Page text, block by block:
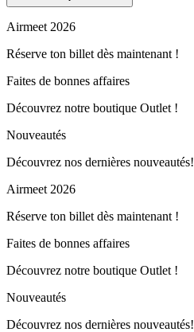
Airmeet 2026
Réserve ton billet dès maintenant !
Faites de bonnes affaires
Découvrez notre boutique Outlet !
Nouveautés
Découvrez nos dernières nouveautés!
Airmeet 2026
Réserve ton billet dès maintenant !
Faites de bonnes affaires
Découvrez notre boutique Outlet !
Nouveautés
Découvrez nos dernières nouveautés!